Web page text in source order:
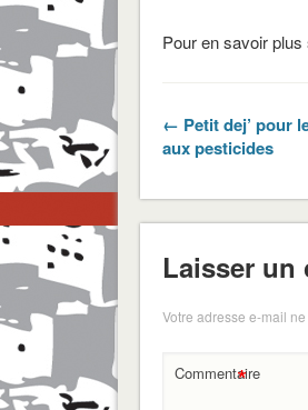
Pour en savoir
← Petit dej’ pour
aux pesticides
Laisser un
Votre adresse e-mail
Commentaire
*